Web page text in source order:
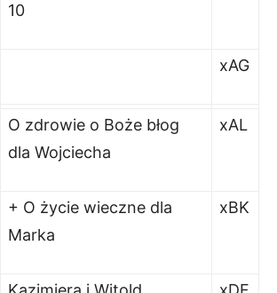
10
xAG
O zdrowie o Boże błog
dla Wojciecha
xAL
+ O życie wieczne dla
Marka
xBK